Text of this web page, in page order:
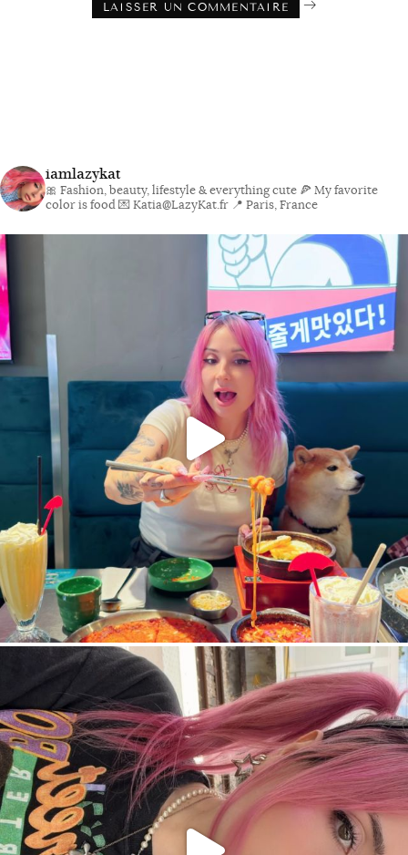
iamlazykat
🎀 Fashion, beauty, lifestyle & everything cute 🍕 My favorite
color is food💌 Katia@LazyKat.fr 📍 Paris, France